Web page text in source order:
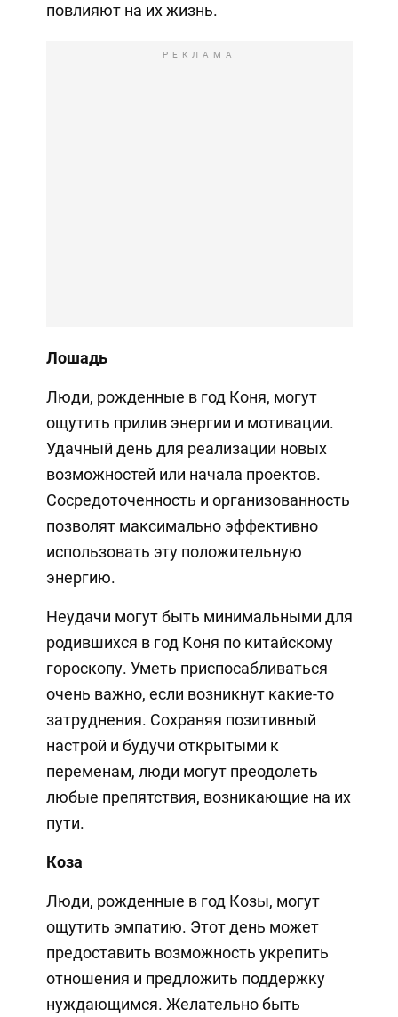
повлияют на их жизнь.
РЕКЛАМА
Лошадь
Люди, рожденные в год Коня, могут
ощутить прилив энергии и мотивации.
Удачный день для реализации новых
возможностей или начала проектов.
Сосредоточенность и организованность
позволят максимально эффективно
использовать эту положительную
энергию.
Неудачи могут быть минимальными для
родившихся в год Коня по китайскому
гороскопу. Уметь приспосабливаться
очень важно, если возникнут какие-то
затруднения. Сохраняя позитивный
настрой и будучи открытыми к
переменам, люди могут преодолеть
любые препятствия, возникающие на их
пути.
Коза
Люди, рожденные в год Козы, могут
ощутить эмпатию. Этот день может
предоставить возможность укрепить
отношения и предложить поддержку
нуждающимся. Желательно быть